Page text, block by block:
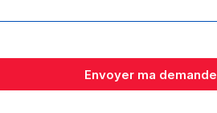
Envoyer ma demande